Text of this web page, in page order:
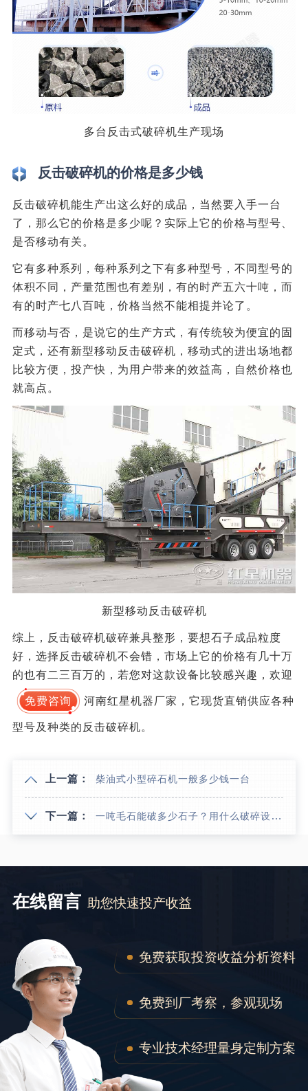
多台反击式破碎机生产现场
反击破碎机的价格是多少钱
反击破碎机能生产出这么好的成品，当然要入手一台
了，那么它的价格是多少呢？实际上它的价格与型号、
是否移动有关。
它有多种系列，每种系列之下有多种型号，不同型号的
体积不同，产量范围也有差别，有的时产五六十吨，而
有的时产七八百吨，价格当然不能相提并论了。
而移动与否，是说它的生产方式，有传统较为便宜的固
定式，还有新型移动反击破碎机，移动式的进出场地都
比较方便，投产快，为用户带来的效益高，自然价格也
就高点。
新型移动反击破碎机
综上，反击破碎机破碎兼具整形，要想石子成品粒度
好，选择反击破碎机不会错，市场上它的价格有几十万
的也有二三百万的，若您对这款设备比较感兴趣，欢迎
免费咨询 河南红星机器厂家，它现货直销供应各种
型号及种类的反击破碎机。
上一篇： 柴油式小型碎石机一般多少钱一台
下一篇： 一吨毛石能破多少石子？用什么破碎设备好？
在线留言 助您快速投产收益
免费获取投资收益分析资料
免费到厂考察，参观现场
专业技术经理量身定制方案